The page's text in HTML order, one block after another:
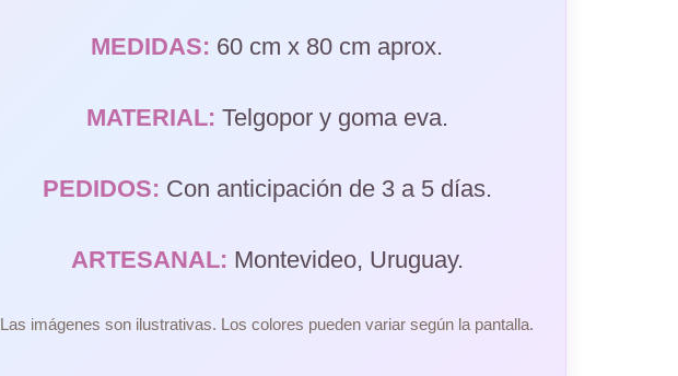
MEDIDAS: 60 cm x 80 cm aprox.
MATERIAL: Telgopor y goma eva.
PEDIDOS: Con anticipación de 3 a 5 días.
ARTESANAL: Montevideo, Uruguay.
Las imágenes son ilustrativas. Los colores pueden variar según la pantalla.